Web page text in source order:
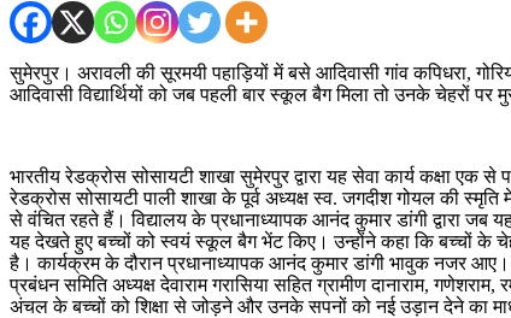
सुमेरपुर। अरावली की सूरमयी पहाड़ियों में बसे आदिवासी गांव कपिधरा,
आदिवासी विद्यार्थियों को जब पहली बार स्कूल बैग मिला तो उनके
भारतीय रेडक्रोस सोसायटी शाखा सुमेरपुर द्वारा यह सेवा कार्य कक्षा
रेडक्रोस सोसायटी पाली शाखा के पूर्व अध्यक्ष स्व. जगदीश गोयल की
से वंचित रहते हैं। विद्यालय के प्रधानाध्यापक आनंद कुमार डांगी द्वारा
यह देखते हुए बच्चों को स्वयं स्कूल बैग भेंट किए। उन्होंने कहा कि बच्चों के
है। कार्यक्रम के दौरान प्रधानाध्यापक आनंद कुमार डांगी भावुक नजर
प्रबंधन समिति अध्यक्ष देवाराम गरासिया सहित ग्रामीण दानाराम,
अंचल के बच्चों को शिक्षा से जोड़ने और उनके सपनों को नई उड़ान देने का